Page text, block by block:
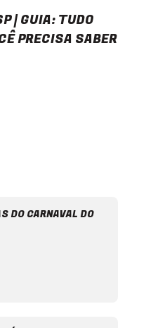
| GUIA: TUDO
PRECISA SABER
DO CARNAVAL DO